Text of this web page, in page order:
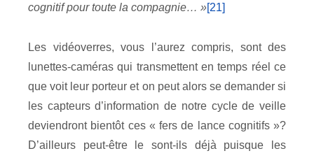
cognitif pour toute la compagnie… »[21]
Les vidéoverres, vous l’aurez compris, sont des
lunettes-caméras qui transmettent en temps réel ce
que voit leur porteur et on peut alors se demander si
les capteurs d’information de notre cycle de veille
deviendront bientôt ces « fers de lance cognitifs »?
D’ailleurs peut-être le sont-ils déjà puisque les